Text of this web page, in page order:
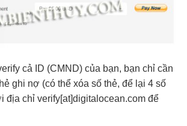
cả ID (CMND) của bạn, bạn chỉ cần
ghi nợ (có thể xóa số thẻ, để lại 4 số
địa chỉ verify[at]digitalocean.com để